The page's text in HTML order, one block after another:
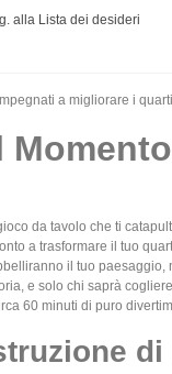
alla Lista dei desideri
a migliorare i
da tavolo che ti
a trasformare il tuo
il tuo
e solo chi saprà
60 minuti di puro